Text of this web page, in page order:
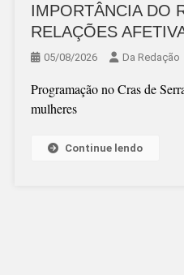
IMPORTÂNCIA DO
RELAÇÕES
05/08/2026 Da Redação
Programação no Cras de
mulheres
Continue lendo